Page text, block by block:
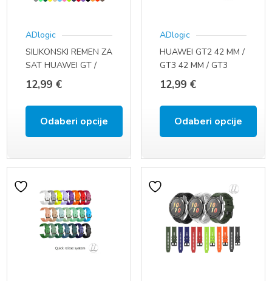
ADlogic
SILIKONSKI REMEN ZA
SAT HUAWEI GT /
GT2 46 MM / WATCH
2 CLASSIC
12,99 €
Odaberi opcije
proizvod
ima
više
varijanti.
Opcije
ADlogic
HUAWEI GT2 42 MM /
GT3 42 MM / GT3
PRO 43 MM (20 MM)
12,99 €
Odaberi opcije
proizvod
ima
više
varijanti.
Opcije